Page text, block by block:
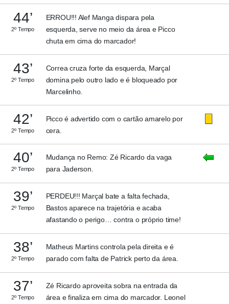
44’
2º Tempo
ERROU!!! Alef Manga dispara pela
esquerda, serve no meio da área e Picco
chuta em cima do marcador!
43’
2º Tempo
Correa cruza forte da esquerda, Marçal
domina pelo outro lado e é bloqueado por
Marcelinho.
42’
2º Tempo
Picco é advertido com o cartão amarelo por
cera.
40’
2º Tempo
Mudança no Remo: Zé Ricardo da vaga
para Jaderson.
39’
2º Tempo
PERDEU!!! Marçal bate a falta fechada,
Bastos aparece na trajetória e acaba
afastando o perigo… contra o próprio time!
38’
2º Tempo
Matheus Martins controla pela direita e é
parado com falta de Patrick perto da área.
37’
2º Tempo
Zé Ricardo aproveita sobra na entrada da
área e finaliza em cima do marcador. Leonel